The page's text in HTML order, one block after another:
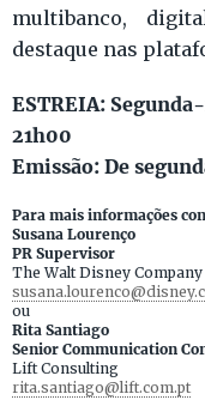
multibanco,
destaque nas
ESTREIA:
21h00
Emissão: De
Para mais informações
Susana Lourenço
PR Supervisor
The Walt Disney
ou
Rita Santiago
Senior Communication
Lift Consulting
rita.santiago@lift.com.pt